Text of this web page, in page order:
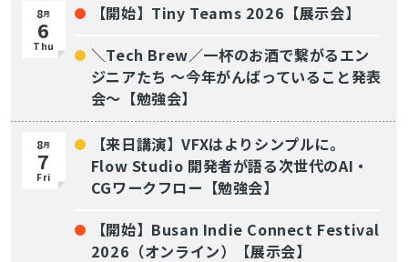
8月
6
Thu
【開始】Tiny Teams 2026【展示会】
＼Tech Brew／一杯のお酒で繋がるエン
ジニアたち 〜今年がんばっていること発表
会〜【勉強会】
8月
7
Fri
【来日講演】VFXはよりシンプルに。
Flow Studio 開発者が語る次世代のAI・
CGワークフロー【勉強会】
【開始】Busan Indie Connect Festival
2026（オンライン）【展示会】